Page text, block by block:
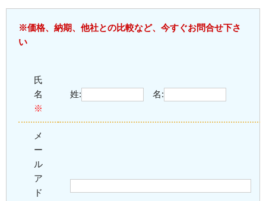
※価格、納期、他社との比較など、今すぐお問合せ下さ
い
氏
名
※
姓: 名:
メ
ー
ル
ア
ド